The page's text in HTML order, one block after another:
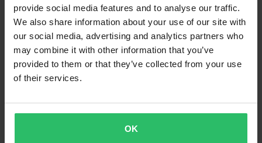
provide social media features and to analyse our traffic.
We also share information about your use of our site with
our social media, advertising and analytics partners who
may combine it with other information that you’ve
provided to them or that they’ve collected from your use
of their services.
OK